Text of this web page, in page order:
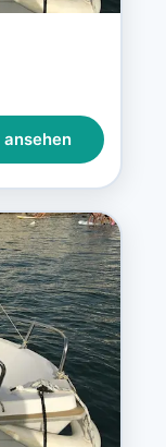
ansehen